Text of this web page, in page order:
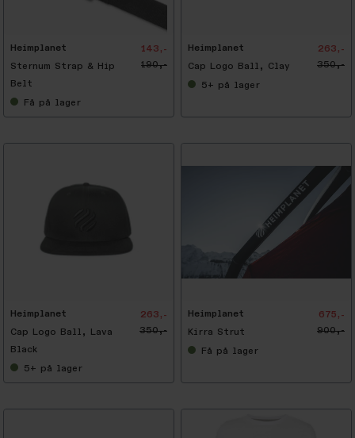
Heimplanet
Sternum Strap & Hip
Belt
143,-
190,-
Få på lager
Heimplanet
Cap Logo Ball, Clay
263,-
350,-
5+ på lager
Heimplanet
Cap Logo Ball, Lava
Black
263,-
350,-
5+ på lager
Heimplanet
Kirra Strut
675,-
900,-
Få på lager